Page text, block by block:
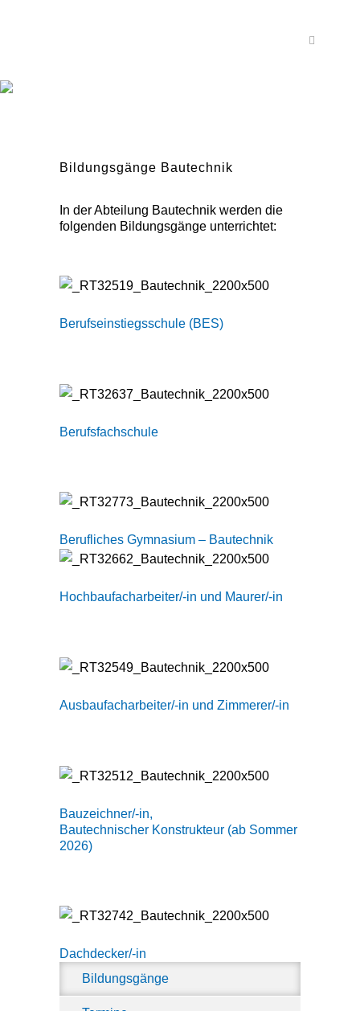
Bildungsgänge Bautechnik
In der Abteilung Bautechnik werden die
folgenden Bildungsgänge unterrichtet:
Berufseinstiegsschule (BES)
Berufsfachschule
Berufliches Gymnasium – Bautechnik
Hochbaufacharbeiter/-in und Maurer/-in
Ausbaufacharbeiter/-in und Zimmerer/-in
Bauzeichner/-in,
Bautechnischer Konstrukteur (ab Sommer
2026)
Dachdecker/-in
Bildungsgänge